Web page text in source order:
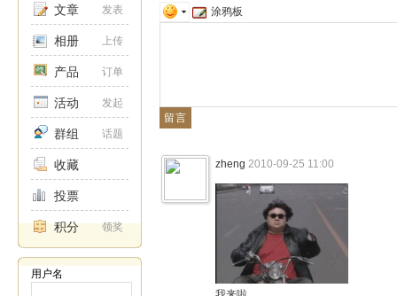
文章 发表
相册 上传
产品 订单
活动 发起
群组 话题
收藏
投票
积分 领奖
用户名
涂鸦板
zheng 2010-09-25 11:00